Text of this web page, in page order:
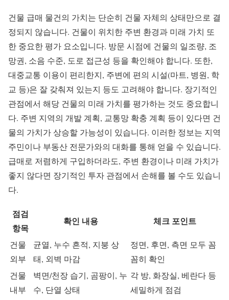
건물 급매 물건의 가치는 단순히 건물 자체의 상태만으로 결
정되지 않습니다. 건물이 위치한 주변 환경과 미래 가치 또
한 중요한 평가 요소입니다. 방문 시점에 건물의 일조량, 조
망권, 소음 수준, 도로 접근성 등을 확인해야 합니다. 또한,
대중교통 이용이 편리한지, 주변에 편의 시설(마트, 병원, 학
교 등)은 잘 갖춰져 있는지 등도 고려해야 합니다. 장기적인
관점에서 해당 건물의 미래 가치를 평가하는 것도 중요합니
다. 주변 지역의 개발 계획, 교통망 확충 계획 등이 있다면 건
물의 가치가 상승할 가능성이 있습니다. 이러한 정보는 지역
주민이나 부동산 전문가와의 대화를 통해 얻을 수 있습니다.
급매로 저렴하게 구입하더라도, 주변 환경이나 미래 가치가
좋지 않다면 장기적인 투자 관점에서 손해를 볼 수도 있습니
다.
점검
항목
확인 내용 체크 포인트
건물
외부
균열, 누수 흔적, 지붕 상
태, 외벽 마감
정면, 후면, 측면 모두 꼼
꼼히 확인
건물
내부
벽면/천장 습기, 곰팡이, 누
수, 단열 상태
각 방, 화장실, 베란다 등
세밀하게 점검